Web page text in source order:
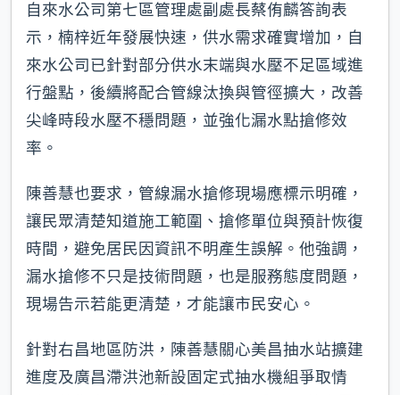
自來水公司第七區管理處副處長蔡侑麟答詢表
示，楠梓近年發展快速，供水需求確實增加，自
來水公司已針對部分供水末端與水壓不足區域進
行盤點，後續將配合管線汰換與管徑擴大，改善
尖峰時段水壓不穩問題，並強化漏水點搶修效
率。
陳善慧也要求，管線漏水搶修現場應標示明確，
讓民眾清楚知道施工範圍、搶修單位與預計恢復
時間，避免居民因資訊不明產生誤解。他強調，
漏水搶修不只是技術問題，也是服務態度問題，
現場告示若能更清楚，才能讓市民安心。
針對右昌地區防洪，陳善慧關心美昌抽水站擴建
進度及廣昌滯洪池新設固定式抽水機組爭取情